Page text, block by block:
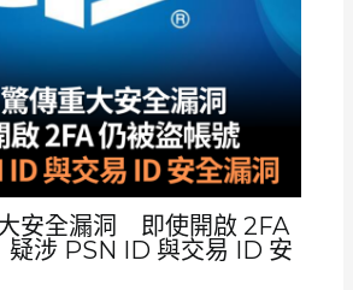
安全漏洞 即使開啟 2FA
涉 PSN ID 與交易 ID 安